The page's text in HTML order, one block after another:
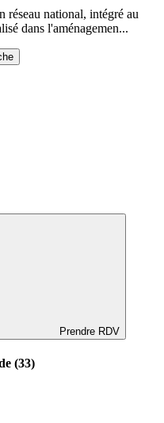
réseau national, intégré au
dans l'aménagemen...
Prendre RDV
(33)